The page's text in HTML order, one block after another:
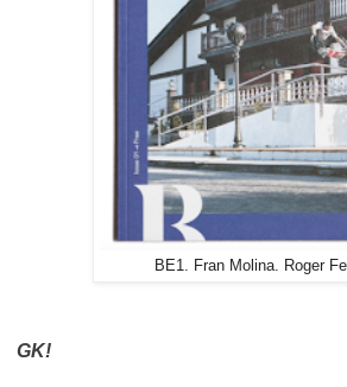
BE1. Fran Molina. Roger
GK!